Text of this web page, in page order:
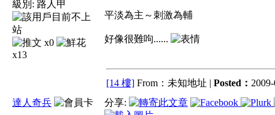
級別: 路人甲
x0
x13
平淡為主～刺激為輔
好像很難呴......
[14 樓] From：未知地址 | Posted：
達人奇兵
分享: